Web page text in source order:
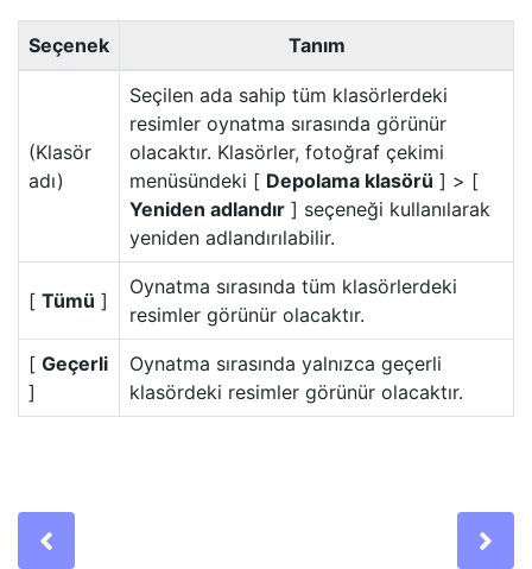
Seçenek Tanım
(Klasör
adı)
Seçilen ada sahip tüm klasörlerdeki
resimler oynatma sırasında görünür
olacaktır. Klasörler, fotoğraf çekimi
menüsündeki [ Depolama klasörü ] > [
Yeniden adlandır ] seçeneği kullanılarak
yeniden adlandırılabilir.
[ Tümü ]
Oynatma sırasında tüm klasörlerdeki
resimler görünür olacaktır.
[ Geçerli
]
Oynatma sırasında yalnızca geçerli
klasördeki resimler görünür olacaktır.